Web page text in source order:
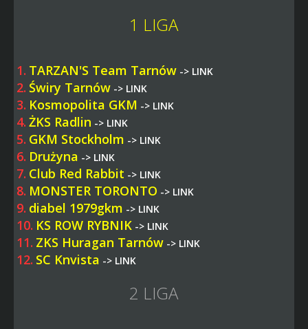
1 LIGA
1. TARZAN'S Team Tarnów -> LINK
2. Świry Tarnów -> LINK
3. Kosmopolita GKM -> LINK
4. ŻKS Radlin -> LINK
5. GKM Stockholm -> LINK
6. Drużyna -> LINK
7. Club Red Rabbit -> LINK
8. MONSTER TORONTO -> LINK
9. diabel 1979gkm -> LINK
10. KS ROW RYBNIK -> LINK
11. ZKS Huragan Tarnów -> LINK
12. SC Knvista -> LINK
2 LIGA